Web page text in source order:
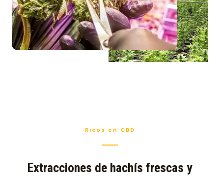
Ricos en CBD
Extracciones de hachís frescas y